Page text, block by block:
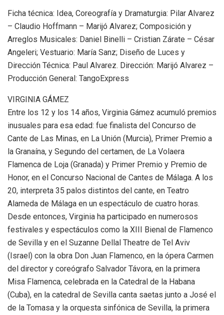
Ficha técnica: Idea, Coreografía y Dramaturgia: Pilar Alvarez
– Claudio Hoffmann – Marijó Alvarez; Composición y
Arreglos Musicales: Daniel Binelli – Cristian Zárate – César
Angeleri; Vestuario: María Sanz; Diseño de Luces y
Dirección Técnica: Paul Alvarez. Dirección: Marijó Alvarez –
Producción General: TangoExpress
VIRGINIA GÁMEZ
Entre los 12 y los 14 años, Virginia Gámez acumuló premios
inusuales para esa edad: fue finalista del Concurso de
Cante de Las Minas, en La Unión (Murcia), Primer Premio a
la Granaína, y Segundo del certamen, de La Volaera
Flamenca de Loja (Granada) y Primer Premio y Premio de
Honor, en el Concurso Nacional de Cantes de Málaga. A los
20, interpreta 35 palos distintos del cante, en Teatro
Alameda de Málaga en un espectáculo de cuatro horas.
Desde entonces, Virginia ha participado en numerosos
festivales y espectáculos como la XIII Bienal de Flamenco
de Sevilla y en el Suzanne Dellal Theatre de Tel Aviv
(Israel) con la obra Don Juan Flamenco, en la ópera Carmen
del director y coreógrafo Salvador Távora, en la primera
Misa Flamenca, celebrada en la Catedral de la Habana
(Cuba), en la catedral de Sevilla canta saetas junto a José el
de la Tomasa y la orquesta sinfónica de Sevilla, la primera